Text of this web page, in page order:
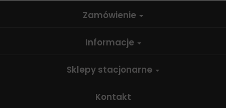
Zamówienie
Informacje
Sklepy stacjonarne
Kontakt